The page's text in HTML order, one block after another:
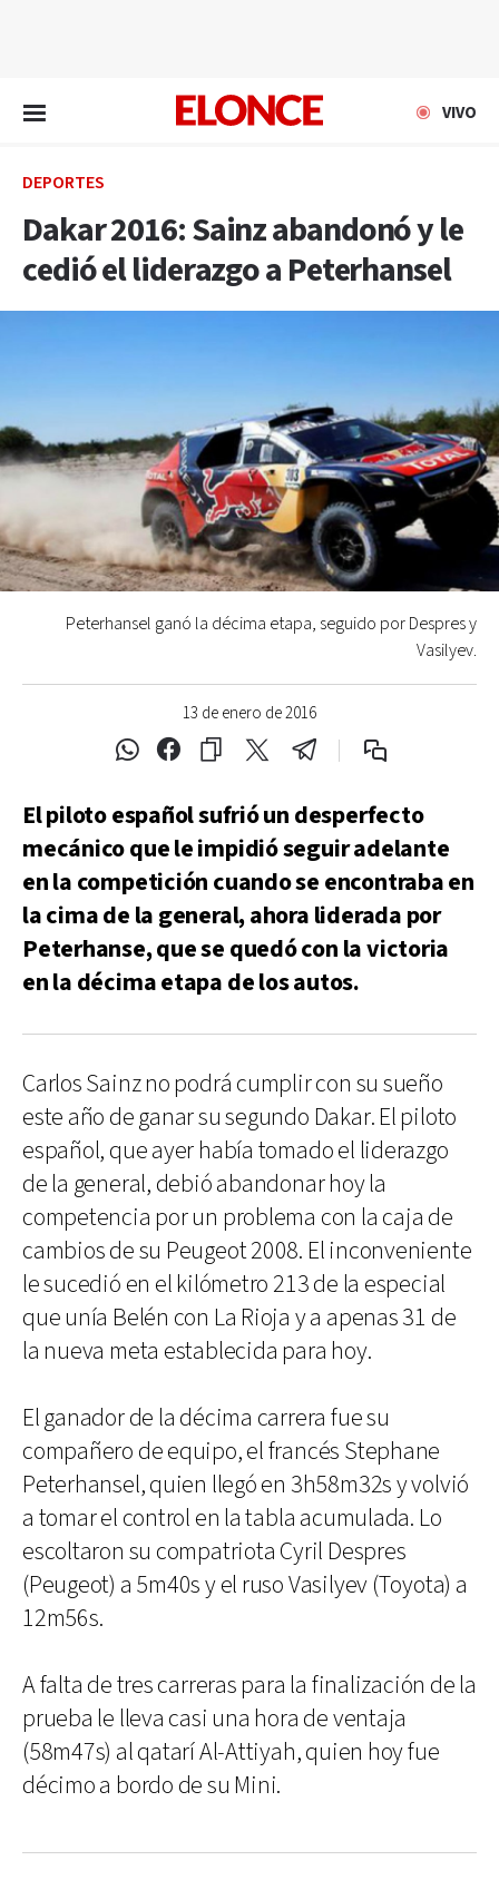
VIVO
DEPORTES
Dakar 2016: Sainz abandonó y le
cedió el liderazgo a Peterhansel
13 de enero de 2016
Peterhansel ganó la décima etapa, seguido por Despres y
Vasilyev.
El piloto español sufrió un desperfecto
mecánico que le impidió seguir adelante
en la competición cuando se encontraba en
la cima de la general, ahora liderada por
Peterhanse, que se quedó con la victoria
en la décima etapa de los autos.
Carlos Sainz no podrá cumplir con su sueño
este año de ganar su segundo Dakar. El piloto
español, que ayer había tomado el liderazgo
de la general, debió abandonar hoy la
competencia por un problema con la caja de
cambios de su Peugeot 2008. El inconveniente
le sucedió en el kilómetro 213 de la especial
que unía Belén con La Rioja y a apenas 31 de
la nueva meta establecida para hoy.
El ganador de la décima carrera fue su
compañero de equipo, el francés Stephane
Peterhansel, quien llegó en 3h58m32s y volvió
a tomar el control en la tabla acumulada. Lo
escoltaron su compatriota Cyril Despres
(Peugeot) a 5m40s y el ruso Vasilyev (Toyota) a
12m56s.
A falta de tres carreras para la finalización de la
prueba le lleva casi una hora de ventaja
(58m47s) al qatarí Al-Attiyah, quien hoy fue
décimo a bordo de su Mini.